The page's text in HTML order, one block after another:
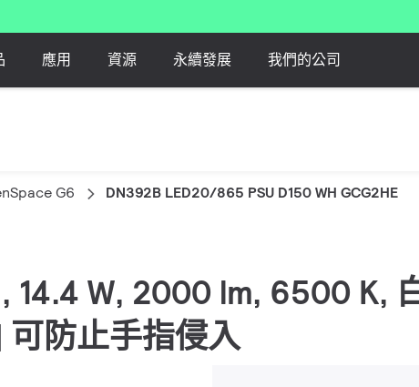
應用 資源 永續發展 我們的公司
G6 DN392B LED20/865 PSU D150 WH GCG2HE
14.4 W, 2000 lm, 6500 K,
可防止手指侵入